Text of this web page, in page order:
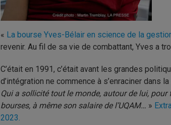
« La bourse Yves-Bélair en science de la
revenir. Au fil de sa vie de combattant, Yves a
C’était en 1991, c’était avant les grandes
d’intégration ne commence à s’enraciner dans
Qui a sollicité tout le monde, autour de lui, pour
bourses, à même son salaire de l’UQAM… »
2023.